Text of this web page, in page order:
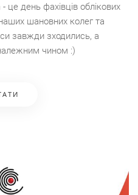
день фахівців облікових
шановних колег та
завжди зходились, а
чином :)